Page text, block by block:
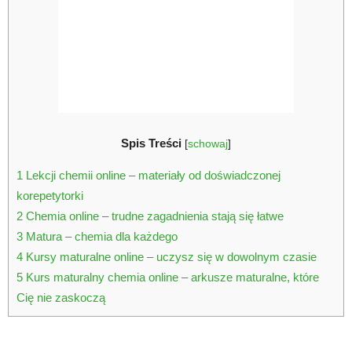
Spis Treści [schowaj]
1 Lekcji chemii online – materiały od doświadczonej
korepetytorki
2 Chemia online – trudne zagadnienia stają się łatwe
3 Matura – chemia dla każdego
4 Kursy maturalne online – uczysz się w dowolnym czasie
5 Kurs maturalny chemia online – arkusze maturalne, które
Cię nie zaskoczą